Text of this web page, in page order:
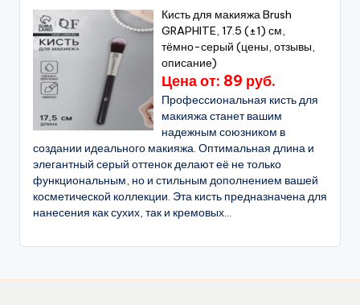
Кисть для макияжа Brush
GRAPHITE, 17.5 (±1) см,
тёмно-серый (цены, отзывы,
описание)
Цена от: 89 руб.
Профессиональная кисть для
макияжа станет вашим
надежным союзником в
создании идеального макияжа. Оптимальная длина и
элегантный серый оттенок делают её не только
функциональным, но и стильным дополнением вашей
косметической коллекции. Эта кисть предназначена для
нанесения как сухих, так и кремовых...